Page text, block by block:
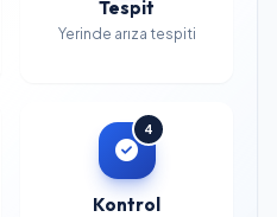
Tespit
Yerinde arıza tespiti
4
Kontrol